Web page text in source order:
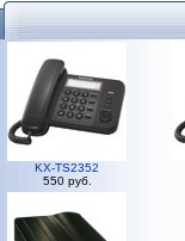
KX-TS2352
550 руб.